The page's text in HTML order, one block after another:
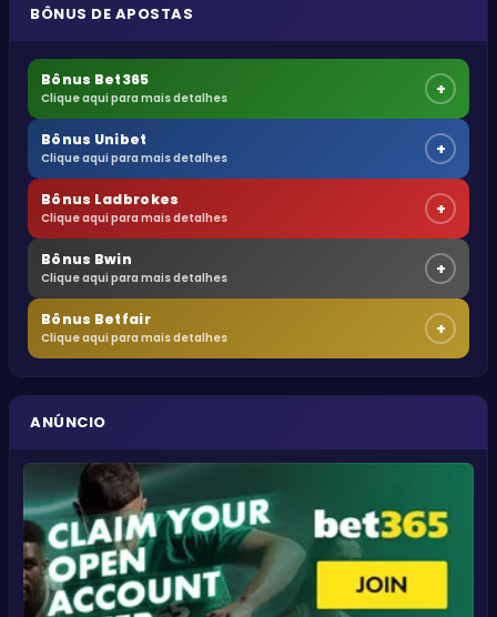
BÔNUS DE APOSTAS
Bônus Bet365
Clique aqui para mais detalhes +
Bônus Unibet
Clique aqui para mais detalhes +
Bônus Ladbrokes
Clique aqui para mais detalhes +
Bônus Bwin
Clique aqui para mais detalhes +
Bônus Betfair
Clique aqui para mais detalhes +
ANÚNCIO